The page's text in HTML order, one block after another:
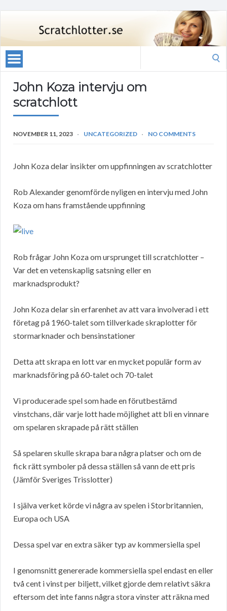
John Koza intervju om
scratchlott
NOVEMBER 11, 2023 UNCATEGORIZED NO COMMENTS
John Koza delar insikter om uppfinningen av scratchlotter
Rob Alexander genomförde nyligen en intervju med John
Koza om hans framstående uppfinning
Rob frågar John Koza om ursprunget till scratchlotter –
Var det en vetenskaplig satsning eller en
marknadsprodukt?
John Koza delar sin erfarenhet av att vara involverad i ett
företag på 1960-talet som tillverkade skraplotter för
stormarknader och bensinstationer
Detta att skrapa en lott var en mycket populär form av
marknadsföring på 60-talet och 70-talet
Vi producerade spel som hade en förutbestämd
vinstchans, där varje lott hade möjlighet att bli en vinnare
om spelaren skrapade på rätt ställen
Så spelaren skulle skrapa bara några platser och om de
fick rätt symboler på dessa ställen så vann de ett pris
(Jämför Sveriges Trisslotter)
I själva verket körde vi några av spelen i Storbritannien,
Europa och USA
Dessa spel var en extra säker typ av kommersiella spel
I genomsnitt genererade kommersiella spel endast en eller
två cent i vinst per biljett, vilket gjorde dem relativt säkra
eftersom det inte fanns några stora vinster att räkna med